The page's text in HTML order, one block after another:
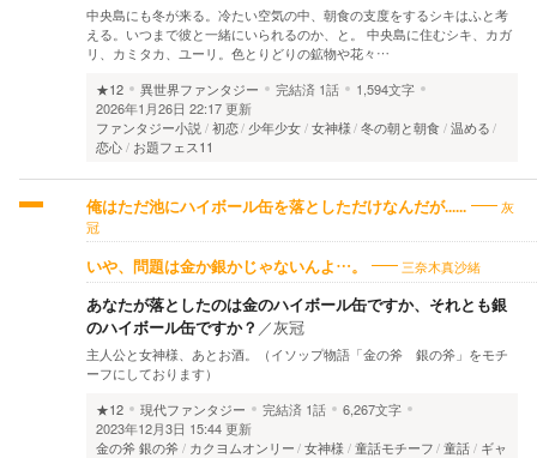
中央島にも冬が来る。冷たい空気の中、朝食の支度をするシキはふと考
える。いつまで彼と一緒にいられるのか、と。 中央島に住むシキ、カガ
リ、カミタカ、ユーリ。色とりどりの鉱物や花々…
★12
異世界ファンタジー 完結済 1話
1,594文字
2026年1月26日 22:17 更新
ファンタジー小説
初恋 少年少女 女神様 冬の朝と朝食 温める
恋心
お題フェス11
俺はただ池にハイボール缶を落としただけなんだが......
灰
冠
いや、問題は金か銀かじゃないんよ…。 三奈木真沙緒
あなたが落としたのは金のハイボール缶ですか、それとも銀
のハイボール缶ですか？ ／灰冠
主人公と女神様、あとお酒。（イソップ物語「金の斧 銀の斧」をモチ
ーフにしております）
★12
現代ファンタジー 完結済 1話
6,267文字
2023年12月3日 15:44 更新
金の斧 銀の斧
カクヨムオンリー 女神様 童話モチーフ 童話
ギャ